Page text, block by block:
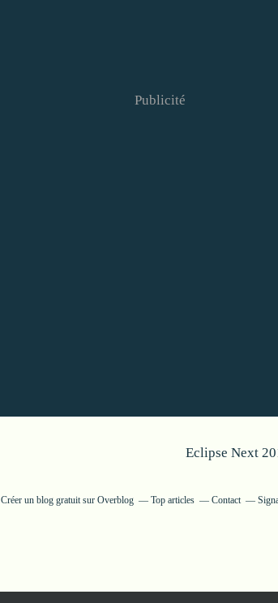
Publicité
Eclipse Next
Créer un blog gratuit sur Overblog Top articles Contact